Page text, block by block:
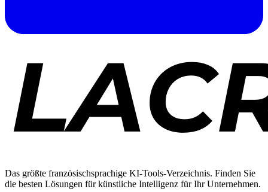
Das größte französischsprachige KI-Tools-Verzeichnis. Finden Sie
die besten Lösungen für künstliche Intelligenz für Ihr Unternehmen.